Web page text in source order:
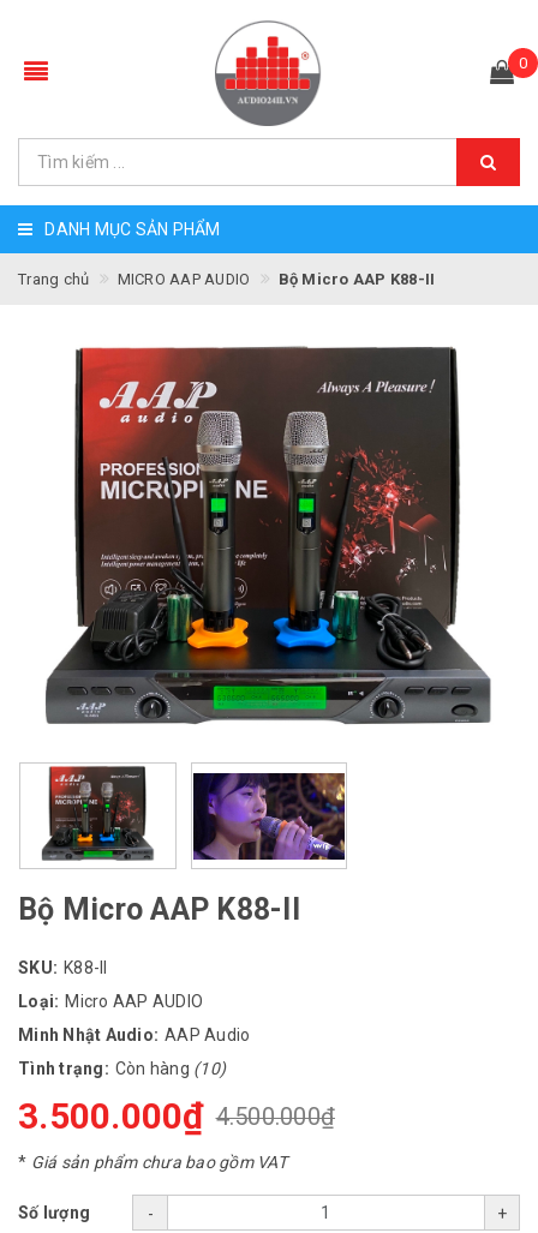
0
DANH MỤC SẢN PHẨM
Trang chủ MICRO AAP AUDIO Bộ Micro AAP K88-II
Bộ Micro AAP K88-II
SKU: K88-II
Loại: Micro AAP AUDIO
Minh Nhật Audio: AAP Audio
Tình trạng: Còn hàng (10)
3.500.000₫ 4.500.000₫
* Giá sản phẩm chưa bao gồm VAT
Số lượng - +